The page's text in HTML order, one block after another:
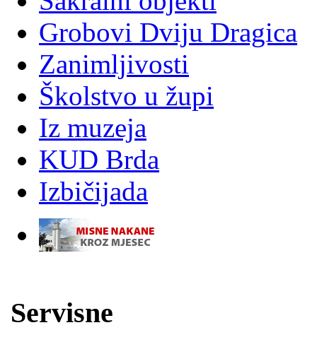
Grobovi Dviju Dragica
Zanimljivosti
Školstvo u župi
Iz muzeja
KUD Brda
Izbičijada
Servisne